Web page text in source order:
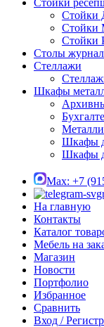
Стойки
Стойки
Стойки
Стойки
Столы
Стеллажи
Шкафы
Шкафы
Шкафы
Max: +7
На главную
Контакты
Каталог
Мебель на
Магазин
Новости
Портфолио
Избранное
Сравнить
Вход /